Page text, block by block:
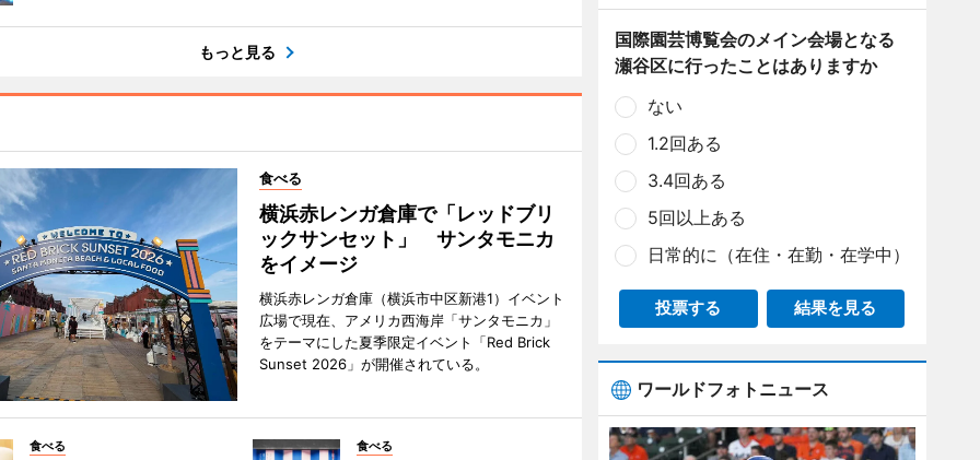
もっと見る
食べる
横浜赤レンガ倉庫で「レッドブリ
ックサンセット」 サンタモニカ
をイメージ
横浜赤レンガ倉庫（横浜市中区新港1）イベント
広場で現在、アメリカ西海岸「サンタモニカ」
をテーマにした夏季限定イベント「Red Brick
Sunset 2026」が開催されている。
食べる 食べる
国際園芸博覧会のメイン会場となる
瀬谷区に行ったことはありますか
ない
1.2回ある
3.4回ある
5回以上ある
日常的に（在住・在勤・在学中）
投票する 結果を見る
ワールドフォトニュース